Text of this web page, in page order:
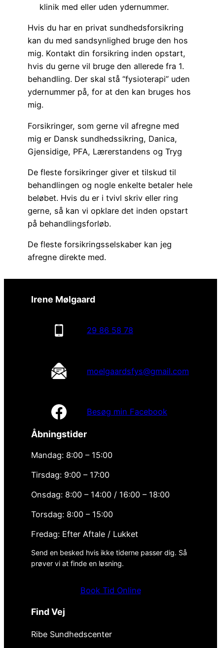
klinik med eller uden ydernummer.
Hvis du har en privat sundhedsforsikring
kan du med sandsynlighed bruge den hos
mig. Kontakt din forsikring inden opstart,
hvis du gerne vil bruge den allerede fra 1.
behandling. Der skal stå “fysioterapi” uden
ydernummer på, for at den kan bruges hos
mig.
Forsikringer, som gerne vil afregne med
mig er Dansk sundhedssikring, Danica,
Gjensidige, PFA, Lærerstandens og Tryg
De fleste forsikringer giver et tilskud til
behandlingen og nogle enkelte betaler hele
beløbet. Hvis du er i tvivl skriv eller ring
gerne, så kan vi opklare det inden opstart
på behandlingsforløb.
De fleste forsikringsselskaber kan jeg
afregne direkte med.
Irene Mølgaard
29 86 58 78
moelgaardsfys@gmail.com
Besøg min Facebook
Åbningstider
Mandag: 8:00 – 15:00
Tirsdag: 9:00 – 17:00
Onsdag: 8:00 – 14:00 / 16:00 – 18:00
Torsdag: 8:00 – 15:00
Fredag: Efter Aftale / Lukket
Send en besked hvis ikke tiderne passer dig. Så
prøver vi at finde en løsning.
Book Tid Online
Find Vej
Ribe Sundhedscenter